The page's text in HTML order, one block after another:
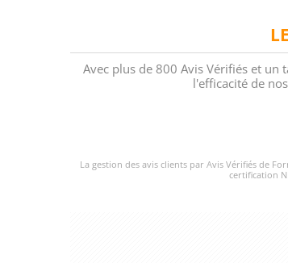
Avec plus de 800 Avis Vérifiés et
l'efficacité de
La gestion des avis clients par Avis Vérifiés de
certification